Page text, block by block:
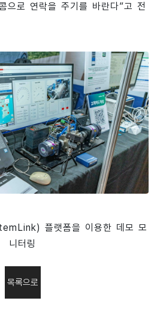
으로 연락을 주기를 바란다”고 전
플랫폼을 이용한 데모 모
니터링
목록으로